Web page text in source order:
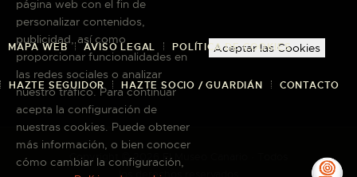
MAPA WEB AVISO LEGAL POLÍTICA DE COOKIES
HAZTE SEGUIDOR HAZTE SOCIO / GUARDIÁN CONTACTO
Copyright © 2026 El Museo Canario · Todos
los derechos reservados
página web con el fin de
personalizar contenidos,
publicidad, así como
proporcionar funcionalidades en
las redes sociales o analizar
nuestro tráfico. Para continuar
acepta la configuración de
nuestras cookies. Puede obtener
más información, o bien conocer
cómo cambiar la configuración,
Aceptar las Cookies